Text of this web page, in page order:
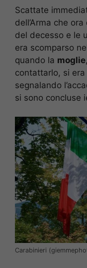
Scattate
dell’Arma che
del decesso e le
era scomparso
quando la moglie
contattarlo, si
segnalando
si sono concluse
Carabinieri